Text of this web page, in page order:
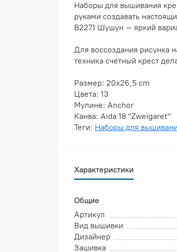
Наборы для вышивания
руками создавать
B2271 Шушун – яркий
Для воссоздания рисунка
техника счетный крест
Размер: 20x26,5 cm
Цвета: 13
Мулине: Anchor
Канва: Aida 18 "Zweigaret"
Теги: Наборы для
Характеристики
Общие
Артикул
Вид вышивки
Дизайнер
Зашивка